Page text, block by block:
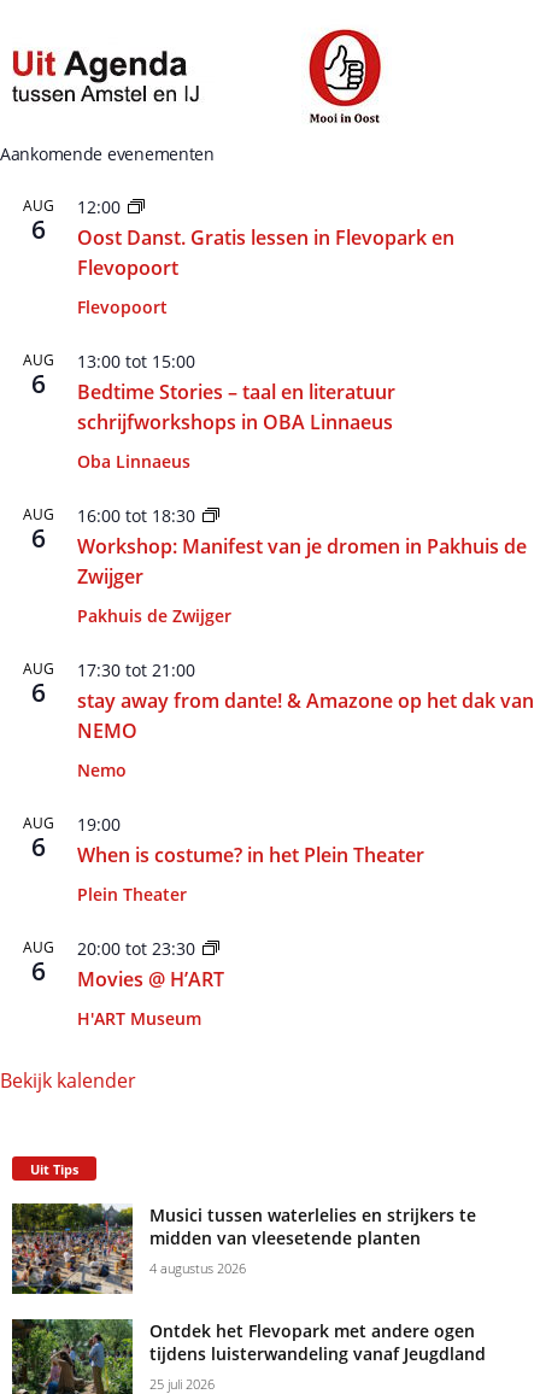
Aankomende evenementen
AUG
6
12:00
Oost Danst. Gratis lessen in Flevopark en
Flevopoort
Flevopoort
AUG
6
13:00 tot 15:00
Bedtime Stories – taal en literatuur
schrijfworkshops in OBA Linnaeus
Oba Linnaeus
AUG
6
16:00 tot 18:30
Workshop: Manifest van je dromen in Pakhuis de
Zwijger
Pakhuis de Zwijger
AUG
6
17:30 tot 21:00
stay away from dante! & Amazone op het dak van
NEMO
Nemo
AUG
6
19:00
When is costume? in het Plein Theater
Plein Theater
AUG
6
20:00 tot 23:30
Movies @ H’ART
H'ART Museum
Bekijk kalender
Uit Tips
Musici tussen waterlelies en strijkers te
midden van vleesetende planten
4 augustus 2026
Ontdek het Flevopark met andere ogen
tijdens luisterwandeling vanaf Jeugdland
25 juli 2026